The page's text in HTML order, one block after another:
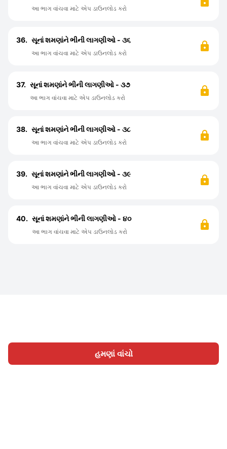
હમણાં વાંચો
આ ભાગ વાંચવા માટે એપ ડાઉનલોડ કરો
36. સૂનાં શમણાંને ભીની લાગણીઓ - ૩૬
આ ભાગ વાંચવા માટે એપ ડાઉનલોડ કરો
37. સૂનાં શમણાંને ભીની લાગણીઓ - ૩૭
આ ભાગ વાંચવા માટે એપ ડાઉનલોડ કરો
38. સૂનાં શમણાંને ભીની લાગણીઓ - ૩૮
આ ભાગ વાંચવા માટે એપ ડાઉનલોડ કરો
39. સૂનાં શમણાંને ભીની લાગણીઓ - ૩૯
આ ભાગ વાંચવા માટે એપ ડાઉનલોડ કરો
40. સૂનાં શમણાંને ભીની લાગણીઓ - ૪૦
આ ભાગ વાંચવા માટે એપ ડાઉનલોડ કરો
હોમ શ્રેણી લખો લેખો સાઈન ઇન